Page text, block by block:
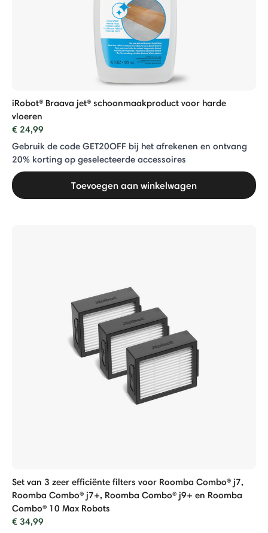
iRobot® Braava jet® schoonmaakproduct voor harde
vloeren
€ 24,99
Gebruik de code GET20OFF bij het afrekenen en ontvang
20% ​​korting op geselecteerde accessoires
Toevoegen aan winkelwagen
Set van 3 zeer efficiënte filters voor Roomba Combo® j7,
Roomba Combo® j7+, Roomba Combo® j9+ en Roomba
Combo® 10 Max Robots
€ 34,99